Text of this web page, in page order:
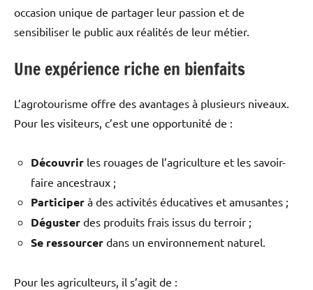
occasion unique de partager leur passion et de
sensibiliser le public aux réalités de leur métier.
Une expérience riche en bienfaits
L’agrotourisme offre des avantages à plusieurs niveaux.
Pour les visiteurs, c’est une opportunité de :
Découvrir les rouages de l’agriculture et les savoir-
faire ancestraux ;
Participer à des activités éducatives et amusantes ;
Déguster des produits frais issus du terroir ;
Se ressourcer dans un environnement naturel.
Pour les agriculteurs, il s’agit de :